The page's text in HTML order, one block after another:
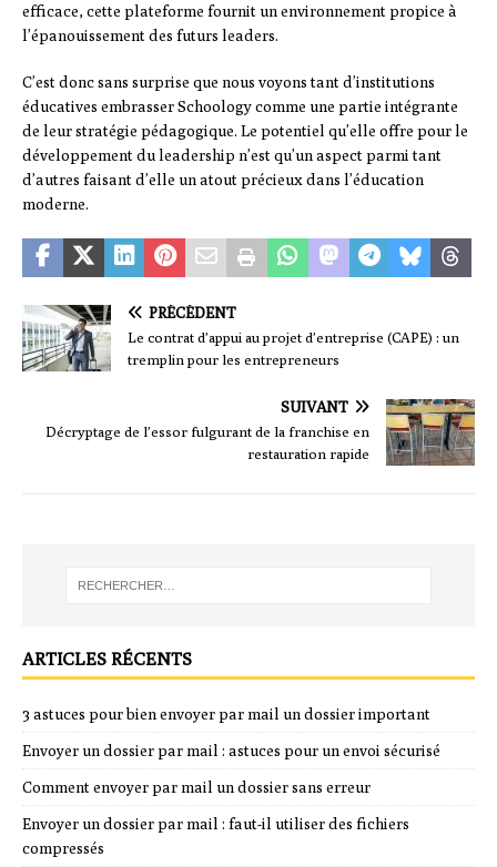
efficace, cette plateforme fournit un environnement propice à
l’épanouissement des futurs leaders.
C’est donc sans surprise que nous voyons tant d’institutions
éducatives embrasser Schoology comme une partie intégrante
de leur stratégie pédagogique. Le potentiel qu’elle offre pour le
développement du leadership n’est qu’un aspect parmi tant
d’autres faisant d’elle un atout précieux dans l’éducation
moderne.
PRÉCÉDENT
Le contrat d’appui au projet d’entreprise (CAPE) : un
tremplin pour les entrepreneurs
SUIVANT
Décryptage de l’essor fulgurant de la franchise en
restauration rapide
ARTICLES RÉCENTS
3 astuces pour bien envoyer par mail un dossier important
Envoyer un dossier par mail : astuces pour un envoi sécurisé
Comment envoyer par mail un dossier sans erreur
Envoyer un dossier par mail : faut-il utiliser des fichiers
compressés